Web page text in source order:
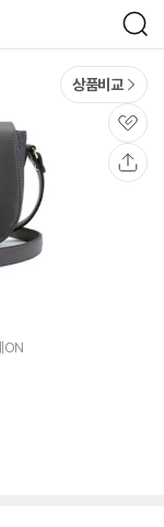
검
색
상품비교
관
심
ON